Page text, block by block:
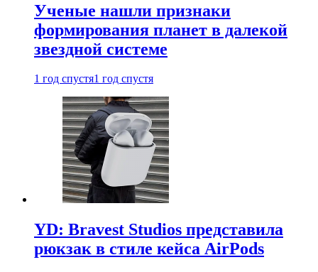
Ученые нашли признаки
формирования планет в далекой
звездной системе
1 год спустя1 год спустя
YD: Bravest Studios представила
рюкзак в стиле кейса AirPods